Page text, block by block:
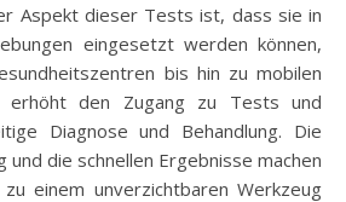
Aspekt dieser Tests ist, dass sie in
eingesetzt werden können,
bis hin zu mobilen
erhöht den Zugang zu Tests und
Diagnose und Behandlung. Die
und die schnellen Ergebnisse machen
zu einem unverzichtbaren Werkzeug